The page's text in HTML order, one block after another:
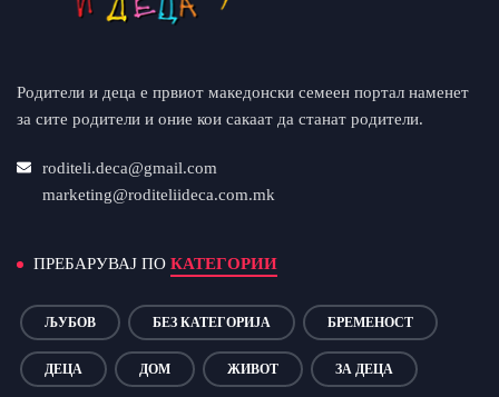
Родители и деца е првиот македонски семеен портал наменет
за сите родители и оние кои сакаат да станат родители.
roditeli.deca@gmail.com
marketing@roditeliideca.com.mk
ПРЕБАРУВАЈ ПО КАТЕГОРИИ
ЉУБОВ БЕЗ КАТЕГОРИЈА БРЕМЕНОСТ
ДЕЦА ДОМ ЖИВОТ ЗА ДЕЦА